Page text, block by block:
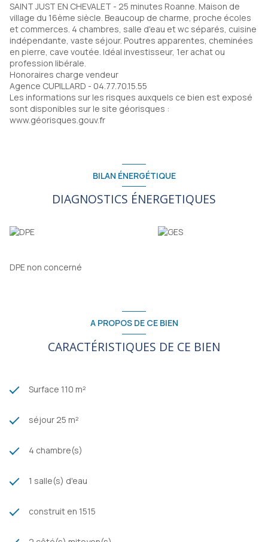
SAINT JUST EN CHEVALET - 25 minutes Roanne. Maison de
village du 16ème siècle. Beaucoup de charme, proche écoles
et commerces. 4 chambres, salle d'eau et wc séparés, cuisine
indépendante, vaste séjour. Poutres apparentes, cheminées
en pierre, cave voutée. Idéal investisseur, 1er achat ou
profession libérale.
Honoraires charge vendeur
Agence CUPILLARD - 04.77.70.15.55
Les informations sur les risques auxquels ce bien est exposé
sont disponibles sur le site géorisques :
www.géorisques.gouv.fr
BILAN ÉNERGÉTIQUE
DIAGNOSTICS ÉNERGETIQUES
DPE non concerné
A PROPOS DE CE BIEN
CARACTÉRISTIQUES DE CE BIEN
Surface 110 m²
séjour 25 m²
4 chambre(s)
1 salle(s) d'eau
construit en 1515